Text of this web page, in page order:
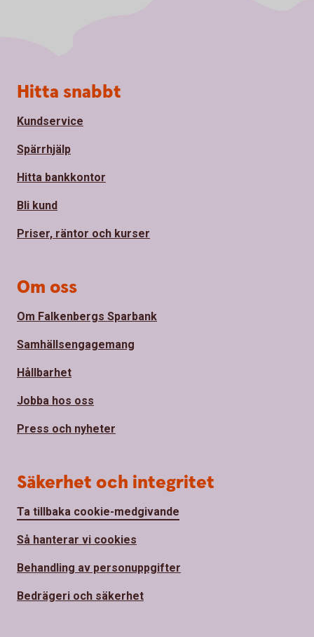
Sidfot
Hitta snabbt
Kundservice
Spärrhjälp
Hitta bankkontor
Bli kund
Priser, räntor och kurser
Om oss
Om Falkenbergs Sparbank
Samhällsengagemang
Hållbarhet
Jobba hos oss
Press och nyheter
Säkerhet och integritet
Ta tillbaka cookie-medgivande
Så hanterar vi cookies
Behandling av personuppgifter
Bedrägeri och säkerhet